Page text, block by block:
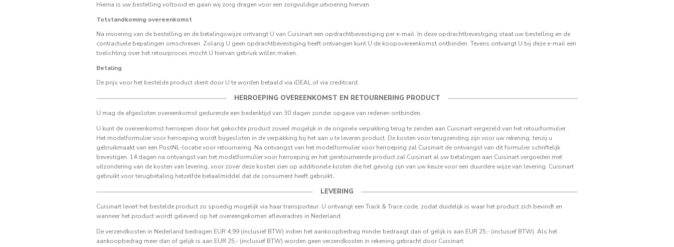
Hierna is uw bestelling voltooid en gaan wij zorg dragen voor een zorgvuldige uitvoering hiervan.
Totstandkoming overeenkomst
Na invoering van de bestelling en de betalingswijze ontvangt U van Cuisinart een opdrachtbevestiging per e-mail. In deze opdrachtbevestiging staat uw bestelling en de
contractuele bepalingen omschreven. Zolang U geen opdrachtbevestiging heeft ontvangen kunt U de koopovereenkomst ontbinden. Tevens ontvangt U bij deze e-mail een
toelichting over het retourproces mocht U hiervan gebruik willen maken.
Betaling
De prijs voor het bestelde product dient door U te worden betaald via iDEAL of via creditcard.
HERROEPING OVEREENKOMST EN RETOURNERING PRODUCT
U mag de afgesloten overeenkomst gedurende een bedenktijd van 30 dagen zonder opgave van redenen ontbinden.
U kunt de overeenkomst herroepen door het gekochte product zoveel mogelijk in de originele verpakking terug te zenden aan Cuisinart vergezeld van het retourformulier .
Het modelformulier voor herroeping wordt bijgesloten in de verpakking bij het aan u te leveren product. De kosten voor terugzending zijn voor uw rekening, tenzij u
gebruikmaakt van een PostNL-locatie voor retournering. Na ontvangst van het modelformulier voor herroeping zal Cuisinart de ontvangst van dit formulier schriftelijk
bevestigen. 14 dagen na ontvangst van het modelformulier voor herroeping en het geretourneerde product zal Cuisinart al uw betalingen aan Cuisinart vergoeden met
uitzondering van de kosten van levering, voor zover deze kosten zien op additionele kosten die het gevolg zijn van uw keuze voor een duurdere wijze van levering. Cuisinart
gebruikt voor terugbetaling hetzelfde betaalmiddel dat de consument heeft gebruikt..
LEVERING
Cuisinart levert het bestelde product zo spoedig mogelijk via haar transporteur. U ontvangt een Track & Trace code, zodat duidelijk is waar het product zich bevindt en
wanneer het product wordt geleverd op het overeengekomen afleveradres in Nederland.
De verzendkosten in Nederland bedragen EUR 4,99 (inclusief BTW) indien het aankoopbedrag minder bedraagt dan of gelijk is aan EUR 25,- (inclusief BTW). Als het
aankoopbedrag meer dan of gelijk is aan EUR 25,- (inclusief BTW) worden geen verzendkosten in rekening gebracht door Cuisinart.